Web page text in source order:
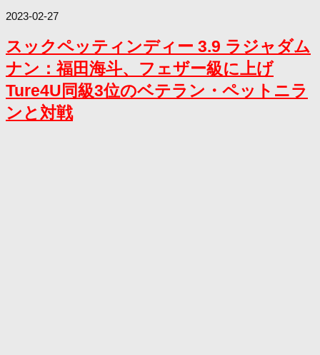
2023-02-27
スックペッティンディー 3.9 ラジャダム
ナン：福田海斗、フェザー級に上げ
Ture4U同級3位のベテラン・ペットニラ
ンと対戦